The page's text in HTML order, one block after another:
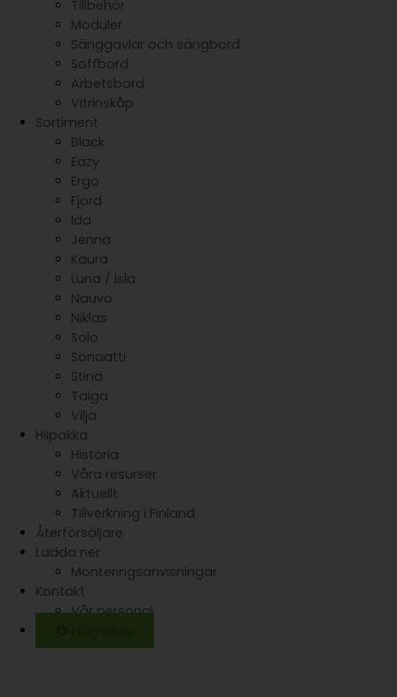
Tillbehör
Moduler
Sänggavlar och sängbord
Soffbord
Arbetsbord
Vitrinskåp
Sortiment
Black
Eazy
Ergo
Fjord
Ida
Jenna
Kaura
Luna / Isla
Nauvo
Niklas
Solo
Sonaatti
Stina
Taiga
Vilja
Hiipakka
Historia
Våra resurser
Aktuellt
Tillverkning i Finland
Återförsäljare
Ladda ner
Monteringsanvisningar
Kontakt
Vår personal